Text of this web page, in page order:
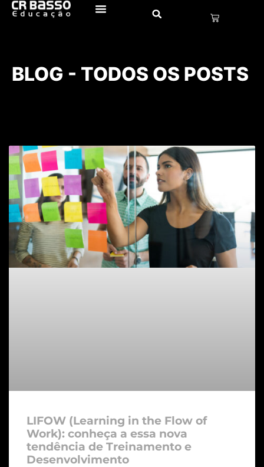
BLOG - TODOS OS POSTS
LIFOW (Learning in the Flow of
Work): conheça a essa nova
tendência de Treinamento e
Desenvolvimento